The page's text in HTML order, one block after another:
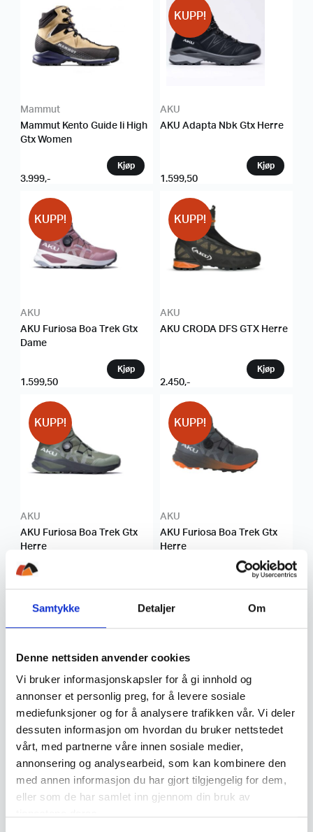
Samtykke Detaljer Om
Denne nettsiden anvender cookies
Vi bruker informasjonskapsler for å gi innhold og
annonser et personlig preg, for å levere sosiale
mediefunksjoner og for å analysere trafikken vår. Vi deler
dessuten informasjon om hvordan du bruker nettstedet
vårt, med partnerne våre innen sosiale medier,
annonsering og analysearbeid, som kan kombinere den
med annen informasjon du har gjort tilgjengelig for dem,
eller som de har samlet inn gjennom din bruk av
Mammut
Mammut Kento Guide Ii High
Gtx Women
3.999,-
KUPP!
AKU
AKU Adapta Nbk Gtx Herre
1.599,50
KUPP!
AKU
AKU Furiosa Boa Trek Gtx
Dame
1.599,50
KUPP!
AKU
AKU CRODA DFS GTX Herre
2.450,-
KUPP!
AKU
AKU Furiosa Boa Trek Gtx
Herre
KUPP!
AKU
AKU Furiosa Boa Trek Gtx
Herre
KUPP!
AKU
AKU Reactive Gtx Herre
Alfa
Alfa Walk Queen Advance
Gtx Dame
3.999